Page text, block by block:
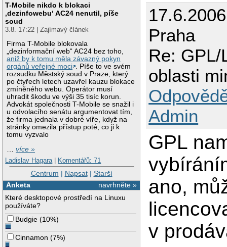
T-Mobile nikdo k blokaci
‚dezinfowebu‘ AC24 nenutil, píše
soud
3.8. 17:22 | Zajímavý článek
Firma T-Mobile blokovala
„dezinformační web“ AC24 bez toho,
aniž by k tomu měla závazný pokyn
orgánů veřejné moci . Píše to ve svém
rozsudku Městský soud v Praze, který
po čtyřech letech uzavřel kauzu blokace
zmíněného webu. Operátor musí
uhradit škodu ve výši 35 tisíc korun.
Advokát společnosti T-Mobile se snažil i
u odvolacího senátu argumentovat tím,
že firma jednala v dobré víře, když na
stránky omezila přístup poté, co ji k
tomu vyzvalo
…více »
Ladislav Hagara | Komentářů: 71
Centrum | Napsat| Starší
navrhněte »
Anketa
Které desktopové prostředí na Linuxu
používáte?
Budgie (10%)
Cinnamon (7%)
Praha
Re:
oblasti
Admin
GPL
ano,
v